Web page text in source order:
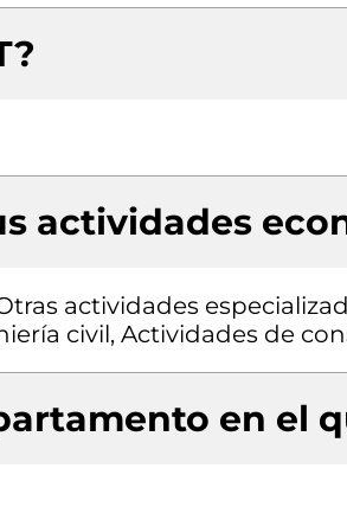
actividades
actividades
civil, Actividades de
en el